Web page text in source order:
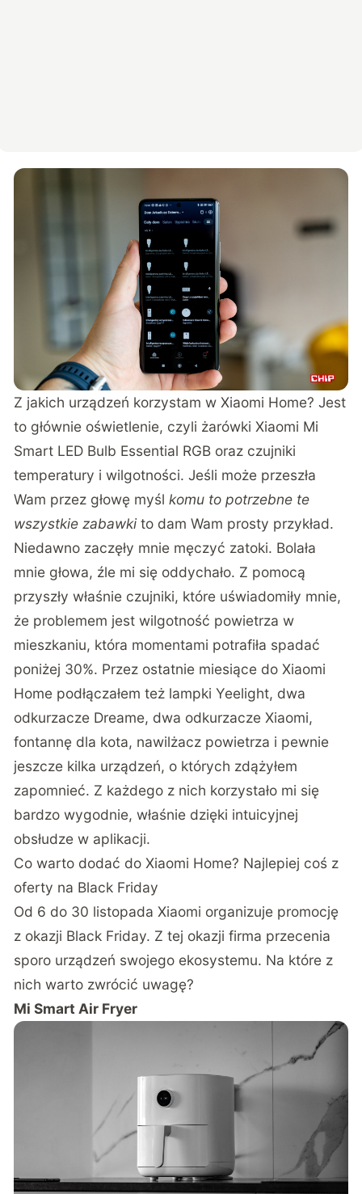
Z jakich urządzeń korzystam w Xiaomi Home? Jest
to głównie oświetlenie, czyli żarówki Xiaomi Mi
Smart LED Bulb Essential RGB oraz czujniki
temperatury i wilgotności. Jeśli może przeszła
Wam przez głowę myślkomu to potrzebne te
wszystkie zabawki to dam Wam prosty przykład.
Niedawno zaczęły mnie męczyć zatoki. Bolała
mnie głowa, źle mi się oddychało. Z pomocą
przyszły właśnie czujniki, które uświadomiły mnie,
że problemem jest wilgotność powietrza w
mieszkaniu, która momentami potrafiła spadać
poniżej 30%. Przez ostatnie miesiące do Xiaomi
Home podłączałem też lampki Yeelight, dwa
odkurzacze Dreame, dwa odkurzacze Xiaomi,
fontannę dla kota, nawilżacz powietrza i pewnie
jeszcze kilka urządzeń, o których zdążyłem
zapomnieć. Z każdego z nich korzystało mi się
bardzo wygodnie, właśnie dzięki intuicyjnej
obsłudze w aplikacji.
Co warto dodać do Xiaomi Home? Najlepiej coś z
oferty na Black Friday
Od 6 do 30 listopada Xiaomi organizuje promocję
z okazji Black Friday. Z tej okazji firma przecenia
sporo urządzeń swojego ekosystemu. Na które z
nich warto zwrócić uwagę?
Mi Smart Air Fryer